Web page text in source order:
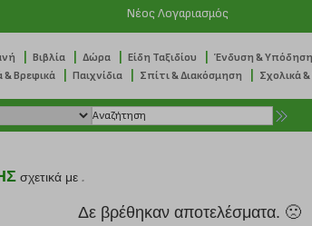
Νέος Λογαριασμός
Βιβλία Δώρα Είδη Ταξιδίου Ένδυση & Υπόδηση
& Βρεφικά Παιχνίδια Σπίτι & Διακόσμηση Σχολικά
σχετικά με .
Δε βρέθηκαν αποτελέσματα. 🙁